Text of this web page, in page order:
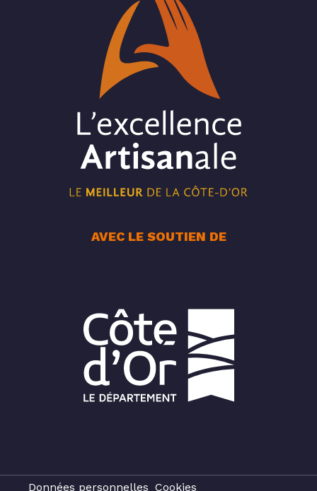
AVEC LE SOUTIEN DE
Données personnelles Cookies